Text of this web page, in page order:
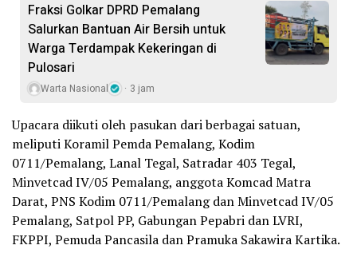
Fraksi Golkar DPRD Pemalang
Salurkan Bantuan Air Bersih untuk
Warga Terdampak Kekeringan di
Pulosari
Warta Nasional 3 jam
Upacara diikuti oleh pasukan dari berbagai satuan,
meliputi Koramil Pemda Pemalang, Kodim
0711/Pemalang, Lanal Tegal, Satradar 403 Tegal,
Minvetcad IV/05 Pemalang, anggota Komcad Matra
Darat, PNS Kodim 0711/Pemalang dan Minvetcad IV/05
Pemalang, Satpol PP, Gabungan Pepabri dan LVRI,
FKPPI, Pemuda Pancasila dan Pramuka Sakawira Kartika.